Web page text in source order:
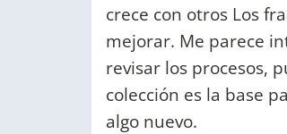
crece con otros Los
mejorar. Me parece
revisar los procesos,
colección es la base
algo nuevo.